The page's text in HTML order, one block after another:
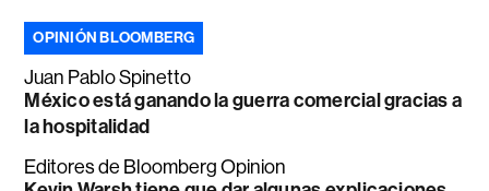
OPINIÓN BLOOMBERG
Juan Pablo Spinetto
México está ganando la guerra comercial gracias a
la hospitalidad
Editores de Bloomberg Opinion